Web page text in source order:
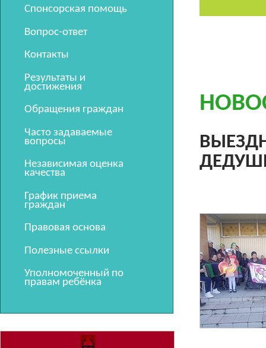
Спонсорская помощь
Вопрос-ответ
Контакты
Результаты и
достижения
Обращения граждан
Часто задаваемые
вопросы
Независимая оценка
качества
График приема
граждан
Правовая основа
Полезные ссылки
Уполномоченный по
правам ребёнка